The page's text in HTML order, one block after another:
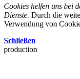
Cookies helfen uns bei
Dienste. Durch die
Verwendung von
Schließen
production